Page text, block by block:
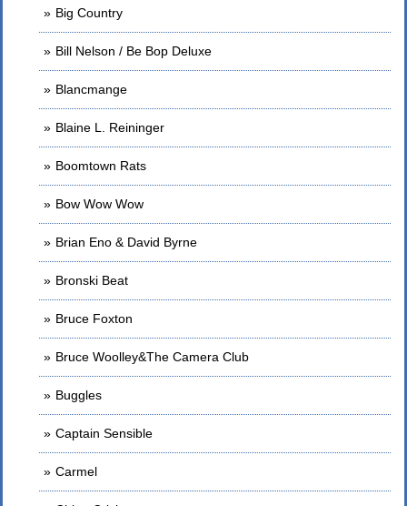
Big Country
Bill Nelson / Be Bop Deluxe
Blancmange
Blaine L. Reininger
Boomtown Rats
Bow Wow Wow
Brian Eno & David Byrne
Bronski Beat
Bruce Foxton
Bruce Woolley&The Camera Club
Buggles
Captain Sensible
Carmel